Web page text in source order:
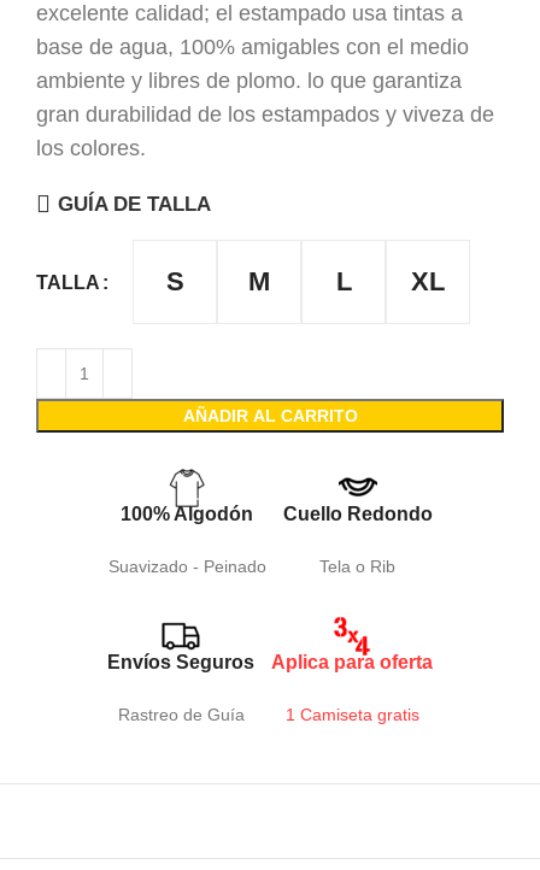
excelente calidad; el estampado usa tintas a
base de agua, 100% amigables con el medio
ambiente y libres de plomo. lo que garantiza
gran durabilidad de los estampados y viveza de
los colores.
GUÍA DE TALLA
TALLA S M L XL
AÑADIR AL CARRITO
100% Algodón
Suavizado - Peinado
Cuello Redondo
Tela o Rib
Envíos Seguros
Rastreo de Guía
Aplica para oferta
1 Camiseta gratis